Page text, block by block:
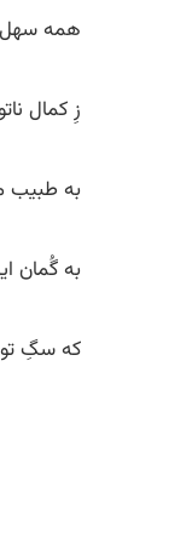
همه سهل
زِ کمال
به طبیب
به گُمان
که سگِ تو